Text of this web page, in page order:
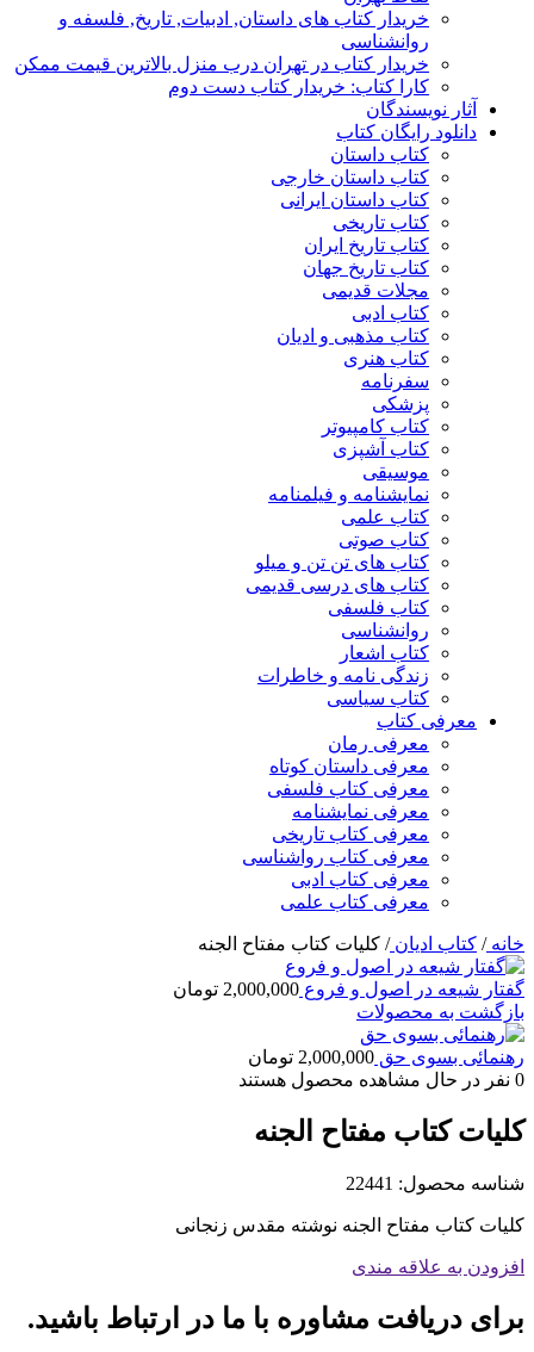
خریدار کتاب های داستان, ادبیات, تاریخ, فلسفه و
روانشناسی
خریدار کتاب در تهران درب منزل بالاترین قیمت ممکن
کارا کتاب: خریدار کتاب دست دوم
آثار نویسندگان
دانلود رایگان کتاب
کتاب داستان
کتاب داستان خارجی
کتاب داستان ایرانی
کتاب تاریخی
کتاب تاریخ ایران
کتاب تاریخ جهان
مجلات قدیمی
کتاب ادبی
کتاب مذهبی و ادیان
کتاب هنری
سفرنامه
پزشکی
کتاب کامپیوتر
کتاب آشپزی
موسیقی
نمایشنامه و فیلمنامه
کتاب علمی
کتاب صوتی
کتاب های تن تن و میلو
کتاب های درسی قدیمی
کتاب فلسفی
روانشناسی
کتاب اشعار
زندگی نامه و خاطرات
کتاب سیاسی
معرفی کتاب
معرفی رمان
معرفی داستان کوتاه
معرفی کتاب فلسفی
معرفی نمایشنامه
معرفی کتاب تاریخی
معرفی کتاب رواشناسی
معرفی کتاب ادبی
معرفی کتاب علمی
خانه/ کتاب ادیان/ کلیات کتاب مفتاح الجنه
گفتار شیعه در اصول و فروع 2,000,000 تومان
بازگشت به محصولات
رهنمائی بسوی حق 2,000,000 تومان
0 نفر در حال مشاهده محصول هستند
کلیات کتاب مفتاح الجنه
شناسه محصول: 22441
کلیات کتاب مفتاح الجنه نوشته مقدس زنجانی
افزودن به علاقه مندی
برای دریافت مشاوره با ما در ارتباط باشید.